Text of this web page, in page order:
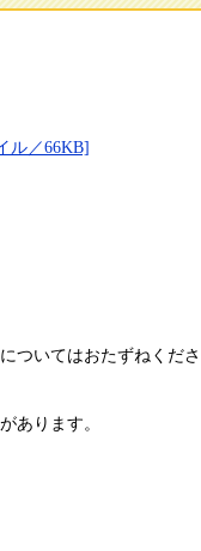
ル／66KB]
ついてはおたずねくださ
あります。